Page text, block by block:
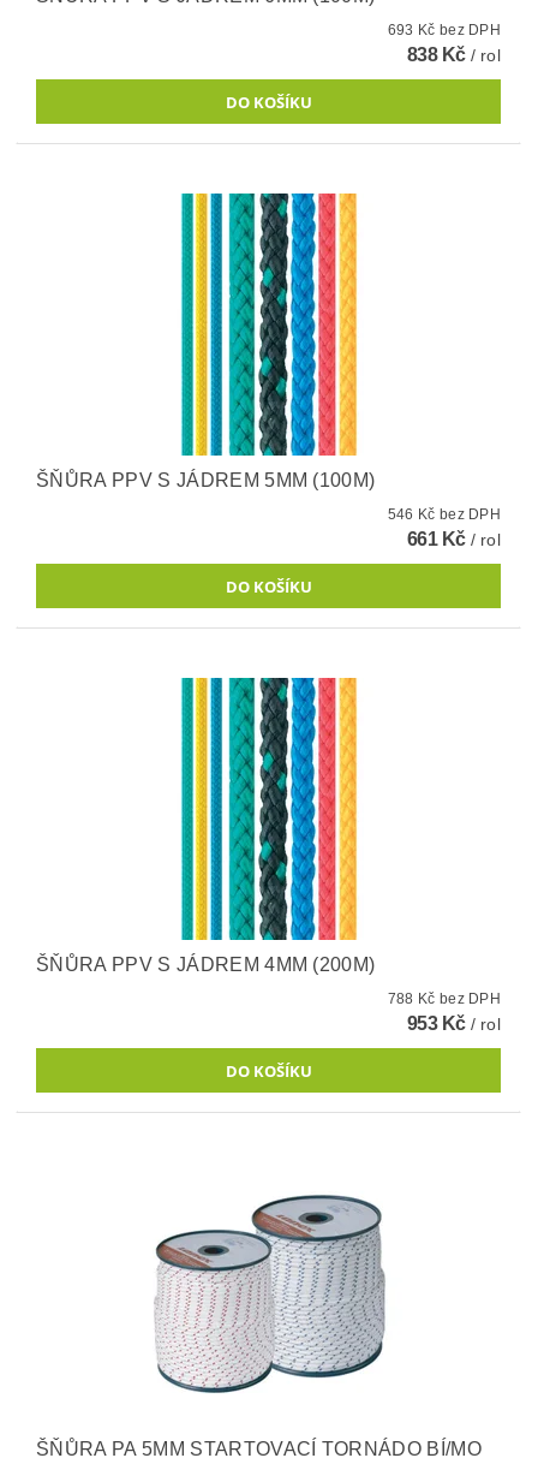
693 Kč bez DPH
838 Kč / rol
ŠŇŮRA PPV S JÁDREM 5MM (100M)
546 Kč bez DPH
661 Kč / rol
ŠŇŮRA PPV S JÁDREM 4MM (200M)
788 Kč bez DPH
953 Kč / rol
ŠŇŮRA PA 5MM STARTOVACÍ TORNÁDO BÍ/MO